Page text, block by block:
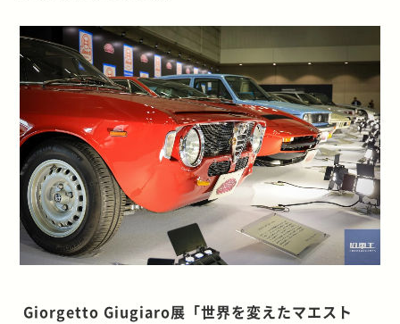
Giorgetto Giugiaro展「世界を変えたマエスト